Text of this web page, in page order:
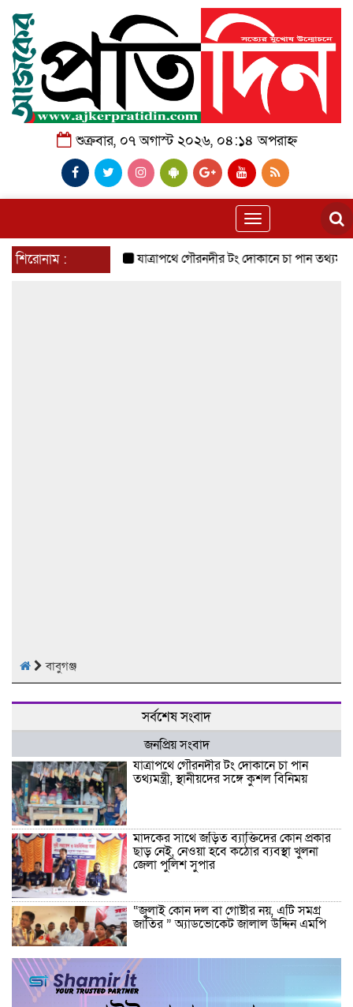
শুক্রবার, ০৭ অগাস্ট ২০২৬, ০৪:১৪ অপরাহ্ন
Toggle
navigation
শিরোনাম : যাত্রাপথে গৌরনদীর টং দোকানে চা পান তথ্যমন্ত্রী,
বাবুগঞ্জ
সর্বশেষ সংবাদ
জনপ্রিয় সংবাদ
যাত্রাপথে গৌরনদীর টং দোকানে চা পান
তথ্যমন্ত্রী, স্থানীয়দের সঙ্গে কুশল বিনিময়
মাদকের সাথে জড়িত ব্যাক্তিদের কোন প্রকার
ছাড় নেই, নেওয়া হবে কঠোর ব্যবস্থা খুলনা
জেলা পুলিশ সুপার
“জুলাই কোন দল বা গোষ্টীর নয়, এটি সমগ্র
জাতির ” অ্যাডভোকেট জালাল উদ্দিন এমপি
ধামরাইয়ে ট্রাক চাপায় মোটরসাইকেল আরোহী
পশু চিকিৎসক নিহত, আহত ৩